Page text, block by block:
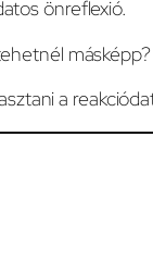
önreflexió.
másképp?
a